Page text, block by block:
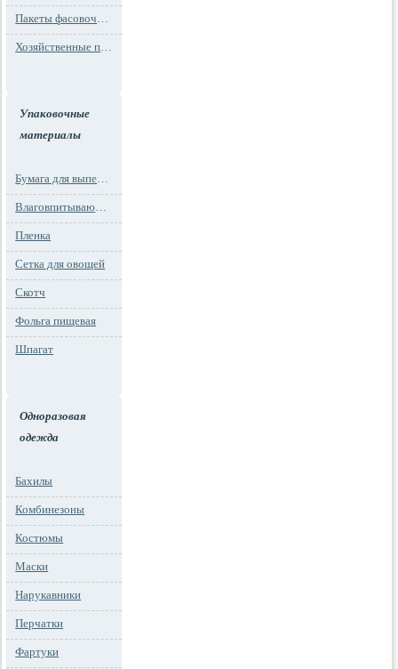
Пакеты фасовочные
Хозяйственные пакеты
Упаковочные
материалы
Бумага для выпечки
Влаговпитывающие вкладыши
Пленка
Сетка для овощей
Скотч
Фольга пищевая
Шпагат
Одноразовая
одежда
Бахилы
Комбинезоны
Костюмы
Маски
Нарукавники
Перчатки
Фартуки